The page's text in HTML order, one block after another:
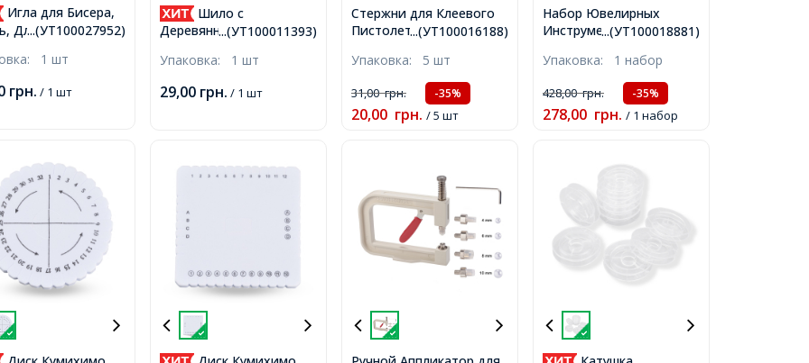
...(УТ100027952)
Игла для Бисера,
Длина 40мм, 15
1 шт
грн. / 1 шт
...(УТ100011393)
Шило с
Деревянной Рукояткой,
125x20мм,
Упаковка: 1 шт
29,00 грн. / 1 шт
...(УТ100016188)
Стержни для Клеевого
Пистолета с Глиттером,
Рамер 100х7мм,
Упаковка: 5 шт
31,00грн. -35%
20,00 грн. / 5 шт
...(УТ100018881)
Набор Ювелирных
Инструментов 6шт,
соединительных
колечек, Ножницы,
Пинцет, Шило 2шт,
Штангенциркуль,
Упаковка: 1 набор
428,00грн. -35%
278,00 грн. / 1 набор